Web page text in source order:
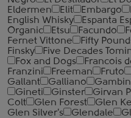
Eldermen
Elit Embargo
English Whisky
Espanta
Organic
Etsu Facundo
Fernet Vittone
Fifty
Finsky
Five Decades
Fox and Dogs
Francois
Franzini
Freeman Fruto
Gallant
Galliano
Gineti
Ginster Girvan
Colt
Glen Forest Glen
Glen Silver's
Glendale